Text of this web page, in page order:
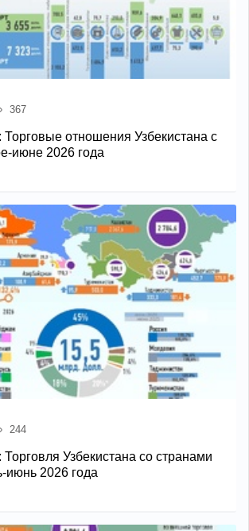
367
отношения Узбекистана с
июне 2026 года
244
Узбекистана со странами
июнь 2026 года